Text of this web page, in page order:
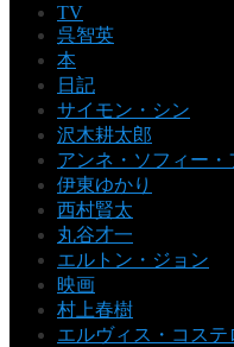
TV
呉智英
本
日記
サイモン・シン
沢木耕太郎
アンネ・ソフィー
伊東ゆかり
西村賢太
丸谷才一
エルトン・ジョン
映画
村上春樹
エルヴィス・コステ